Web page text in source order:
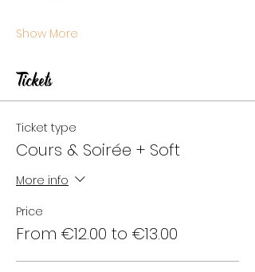
Show More
Tickets
Ticket type
Cours & Soirée + Soft
More info
Price
From €12.00 to €13.00